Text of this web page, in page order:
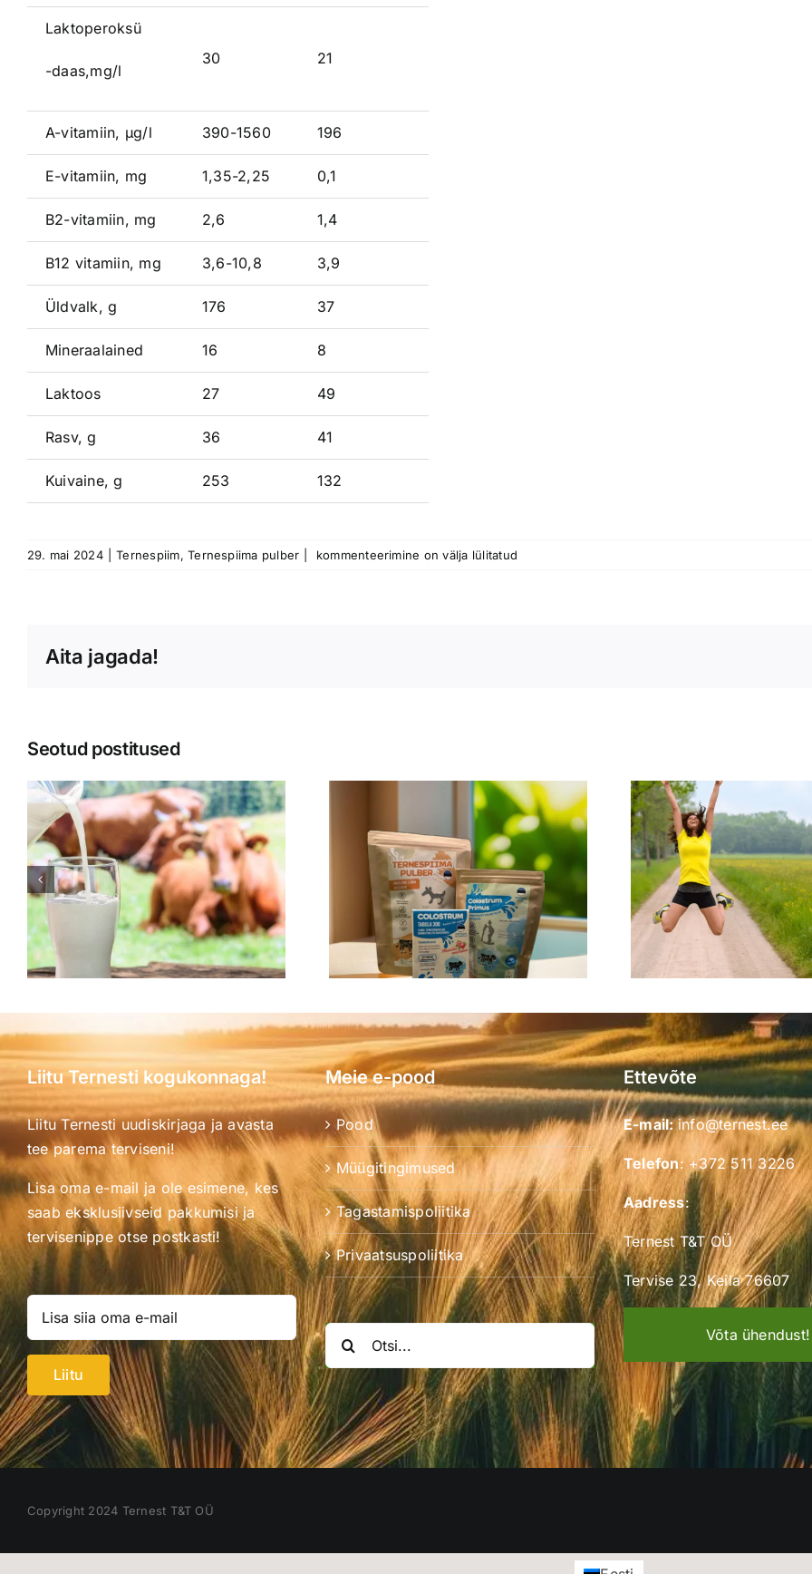
Laktoperoksü
-daas,mg/l
30 21
A-vitamiin, μg/l 390-1560 196
E-vitamiin, mg 1,35-2,25 0,1
B2-vitamiin, mg 2,6 1,4
B12 vitamiin, mg 3,6-10,8 3,9
Üldvalk, g 176 37
Mineraalained 16 8
Laktoos 27 49
Rasv, g 36 41
Kuivaine, g 253 132
29. mai 2024 Ternespiim,Ternespiima pulber
Ternespiim
kommenteerimine on välja lülitatud
Aita jagada!
Seotud postitused
Liitu Ternesti kogukonnaga!
Liitu Ternesti uudiskirjaga ja avasta
tee parema terviseni!
Lisa oma e-mail ja ole esimene, kes
saab eksklusiivseid pakkumisi ja
tervisenippe otse postkasti!
Liitu
Meie e-pood
Pood
Müügitingimused
Tagastamispoliitika
Privaatsuspoliitika
Search
for:
Ettevõte
E-mail:info@ternest.ee
Telefon: +372 511 3226
Aadress:
Ternest T&T OÜ
Tervise 23, Keila 76607
Võta ühendust!
Copyright 2024 Ternest T&T OÜ